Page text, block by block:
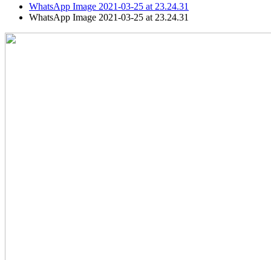
WhatsApp Image 2021-03-25 at 23.24.31
WhatsApp Image 2021-03-25 at 23.24.31